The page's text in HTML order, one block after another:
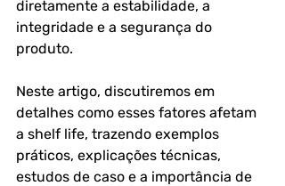
diretamente a estabilidade, a
integridade e a segurança do
produto.
Neste artigo, discutiremos em
detalhes como esses fatores afetam
a shelf life, trazendo exemplos
práticos, explicações técnicas,
estudos de caso e a importância de